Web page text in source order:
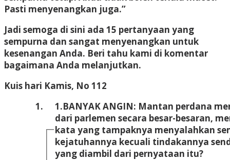
Pasti menyenangkan juga.”
Jadi semoga di sini ada 15 pertanyaan yang
sempurna dan sangat menyenangkan untuk
kesenangan Anda. Beri tahu kami di komentar
bagaimana Anda melanjutkan.
Kuis hari Kamis, No 112
1.BANYAK ANGIN: Mantan perdana
dari parlemen secara besar-besaran,
kata yang tampaknya menyalahkan
kejatuhannya kecuali tindakannya sendiri. Manakah dari baris
yang diambil dari pernyataan itu?